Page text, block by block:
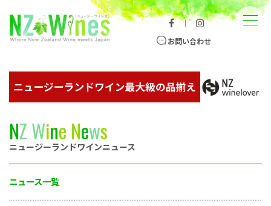
ニュージーランドワイン総合サイト
｜
お問い合わせ
メニュー
NZWine News
ニュージーランドワインニュース
ニュース一覧